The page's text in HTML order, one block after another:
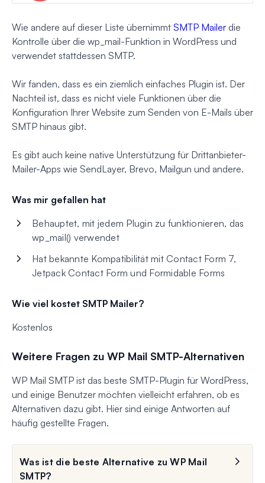
Wie andere auf dieser Liste übernimmt SMTP Mailer die
Kontrolle über die wp_mail-Funktion in WordPress und
verwendet stattdessen SMTP.
Wir fanden, dass es ein ziemlich einfaches Plugin ist. Der
Nachteil ist, dass es nicht viele Funktionen über die
Konfiguration Ihrer Website zum Senden von E-Mails über
SMTP hinaus gibt.
Es gibt auch keine native Unterstützung für Drittanbieter-
Mailer-Apps wie SendLayer, Brevo, Mailgun und andere.
Was mir gefallen hat
Behauptet, mit jedem Plugin zu funktionieren, das
wp_mail() verwendet
Hat bekannte Kompatibilität mit Contact Form 7,
Jetpack Contact Form und Formidable Forms
Wie viel kostet SMTP Mailer?
Kostenlos
Weitere Fragen zu WP Mail SMTP-Alternativen
WP Mail SMTP ist das beste SMTP-Plugin für WordPress,
und einige Benutzer möchten vielleicht erfahren, ob es
Alternativen dazu gibt. Hier sind einige Antworten auf
häufig gestellte Fragen.
Was ist die beste Alternative zu WP Mail
SMTP?